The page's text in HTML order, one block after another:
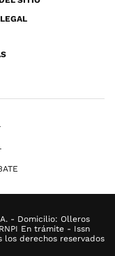
- Domicilio: Olleros
En trámite - Issn
los derechos reservados